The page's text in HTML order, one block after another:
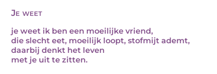
Je weet
je weet ik ben een moeilijke vriend,
die slecht eet, moeilijk loopt, stofmijt ademt,
daarbij denkt het leven
met je uit te zitten.